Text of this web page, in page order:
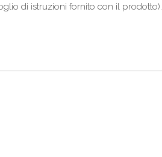
di istruzioni fornito con il prodotto).